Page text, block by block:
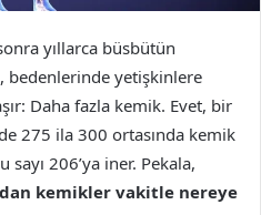
yıllarca büsbütün
bedenlerinde yetişkinlere
Daha fazla kemik. Evet, bir
275 ila 300 ortasında kemik
206’ya iner. Pekala,
kemikler vakitle nereye